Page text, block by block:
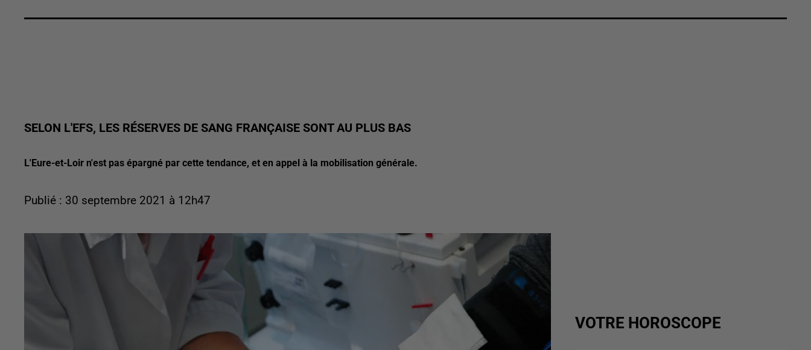
SELON L'EFS, LES RÉSERVES DE SANG FRANÇAISE SONT AU PLUS BAS
L'Eure-et-Loir n'est pas épargné par cette tendance, et en appel à la mobilisation générale.
Publié : 30 septembre 2021 à 12h47
VOTRE HOROSCOPE